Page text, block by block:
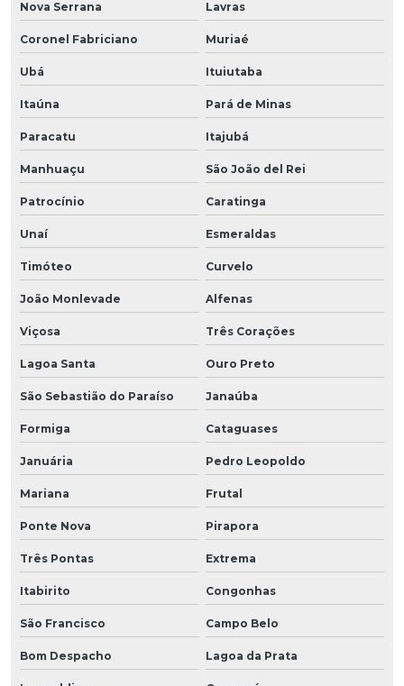
Nova Serrana Lavras
Coronel Fabriciano Muriaé
Ubá Ituiutaba
Itaúna Pará de Minas
Paracatu Itajubá
Manhuaçu São João del Rei
Patrocínio Caratinga
Unaí Esmeraldas
Timóteo Curvelo
João Monlevade Alfenas
Viçosa Três Corações
Lagoa Santa Ouro Preto
São Sebastião do Paraíso Janaúba
Formiga Cataguases
Januária Pedro Leopoldo
Mariana Frutal
Ponte Nova Pirapora
Três Pontas Extrema
Itabirito Congonhas
São Francisco Campo Belo
Bom Despacho Lagoa da Prata